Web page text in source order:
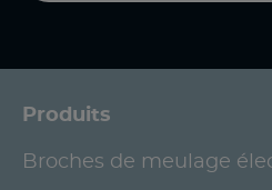
Produits
Broches de meulage